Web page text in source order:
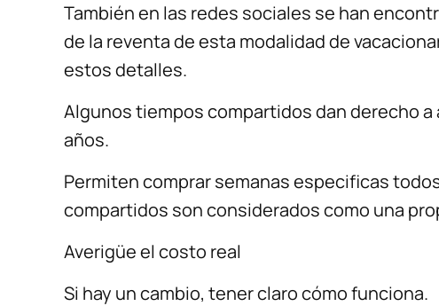
También en las redes sociales se han
de la reventa de esta modalidad de
estos detalles.
Algunos tiempos compartidos dan derecho
años.
Permiten comprar semanas especificas
compartidos son considerados como una
Averigüe el costo real
Si hay un cambio, tener claro cómo funciona.